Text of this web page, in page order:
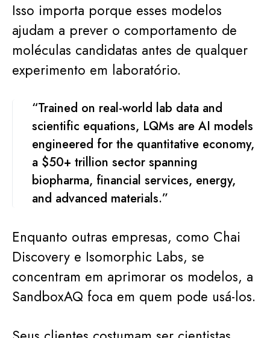
Isso importa porque esses modelos
ajudam a prever o comportamento de
moléculas candidatas antes de qualquer
experimento em laboratório.
“Trained on real-world lab data and
scientific equations, LQMs are AI models
engineered for the quantitative economy,
a $50+ trillion sector spanning
biopharma, financial services, energy,
and advanced materials.”
Enquanto outras empresas, como Chai
Discovery e Isomorphic Labs, se
concentram em aprimorar os modelos, a
SandboxAQ foca em quem pode usá-los.